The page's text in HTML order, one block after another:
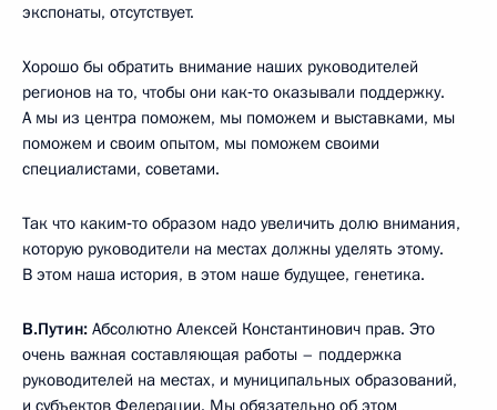
экспонаты, отсутствует.
Хорошо бы обратить внимание наших руководителей
регионов на то, чтобы они как‑то оказывали поддержку.
А мы из центра поможем, мы поможем и выставками, мы
поможем и своим опытом, мы поможем своими
специалистами, советами.
Так что каким‑то образом надо увеличить долю внимания,
которую руководители на местах должны уделять этому.
В этом наша история, в этом наше будущее, генетика.
В.Путин: Абсолютно Алексей Константинович прав. Это
очень важная составляющая работы – поддержка
руководителей на местах, и муниципальных образований,